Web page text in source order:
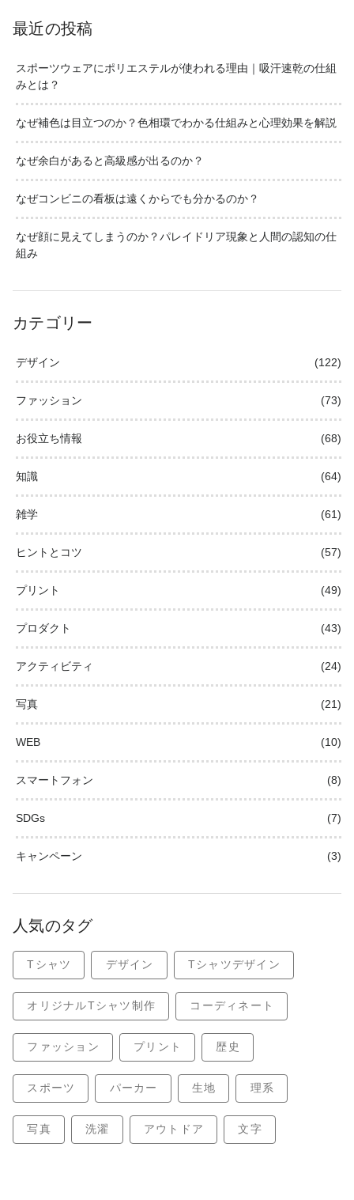
最近の投稿
スポーツウェアにポリエステルが使われる理由｜吸汗速乾の仕組
みとは？
なぜ補色は目立つのか？色相環でわかる仕組みと心理効果を解説
なぜ余白があると高級感が出るのか？
なぜコンビニの看板は遠くからでも分かるのか？
なぜ顔に見えてしまうのか？パレイドリア現象と人間の認知の仕
組み
カテゴリー
デザイン (122)
ファッション (73)
お役立ち情報 (68)
知識 (64)
雑学 (61)
ヒントとコツ (57)
プリント (49)
プロダクト (43)
アクティビティ (24)
写真 (21)
WEB (10)
スマートフォン (8)
SDGs (7)
キャンペーン (3)
人気のタグ
Tシャツ デザイン Tシャツデザイン
オリジナルTシャツ制作 コーディネート
ファッション プリント 歴史
スポーツ パーカー 生地 理系
写真 洗濯 アウトドア 文字